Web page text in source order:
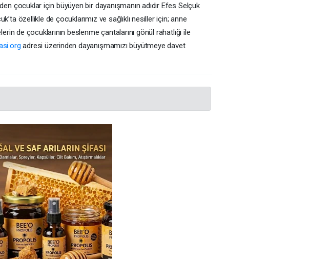
çocuklar için büyüyen bir dayanışmanın adıdır Efes Selçuk
özellikle de çocuklarımız ve sağlıklı nesiller için; anne
de çocuklarının beslenme çantalarını gönül rahatlığı ile
adresi üzerinden dayanışmamızı büyütmeye davet